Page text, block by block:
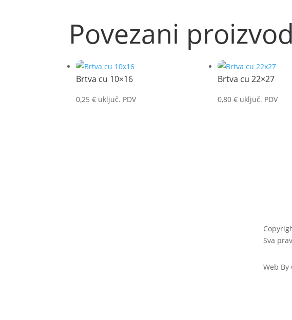
Povezani
Brtva cu 10×16
0,25€ uključ. PDV
Brtva cu 22×27
0,80 € uključ. PDV
Sva
Web By